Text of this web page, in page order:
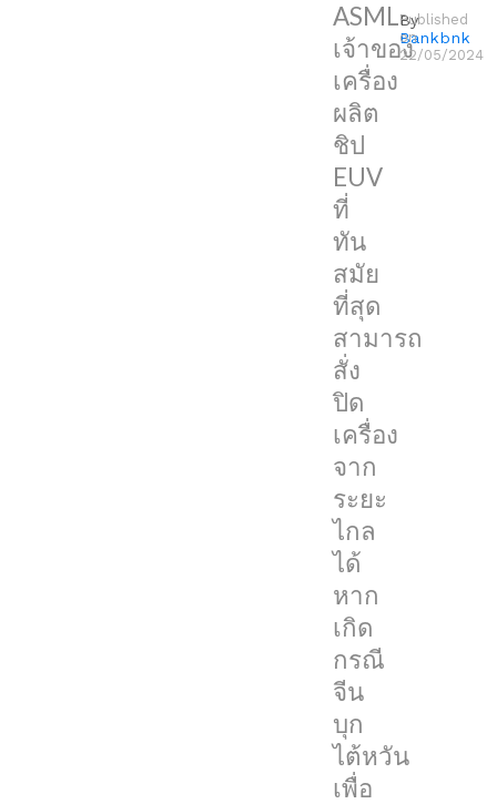
ASML
เจ้าของ
เครื่อง
ผลิต
ชิป
EUV
ที่
ทัน
สมัย
ที่สุด
สามารถ
สั่ง
ปิด
เครื่อง
จาก
ระยะ
ไกล
ได้
หาก
เกิด
กรณี
จีน
บุก
ไต้หวัน
เพื่อ
By
Bankbnk
Published
on
22/05/2024
ปัจจุบัน
ความ
ตึงเครียด
ระหว่าง
จีน
และ
ไต้หวัน
กำลัง
คุก
กรุ่น
จาก
การ
ที่
จีน
ประกาศ
มา
ตลอด
ถึง
นโยบาย
จีน
เดียว
ที่
รวม
ไต้หวัน